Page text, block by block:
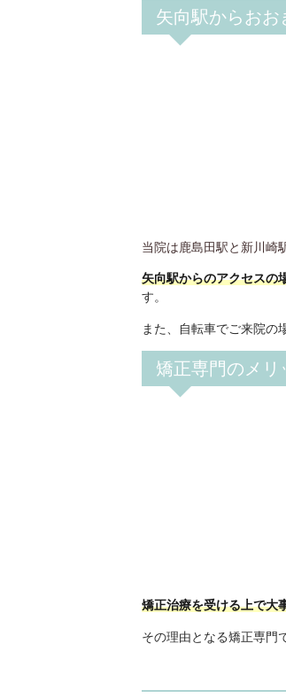
矢向駅からおお
当院は鹿島田駅と新川崎
矢向駅からのアクセスの
す。
また、自転車でご来院の
矯正専門のメリ
矯正治療を受ける上で大
その理由となる矯正専門